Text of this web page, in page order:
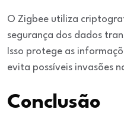
O Zigbee utiliza
segurança dos dados
Isso protege as
evita possíveis invasões
Conclusão